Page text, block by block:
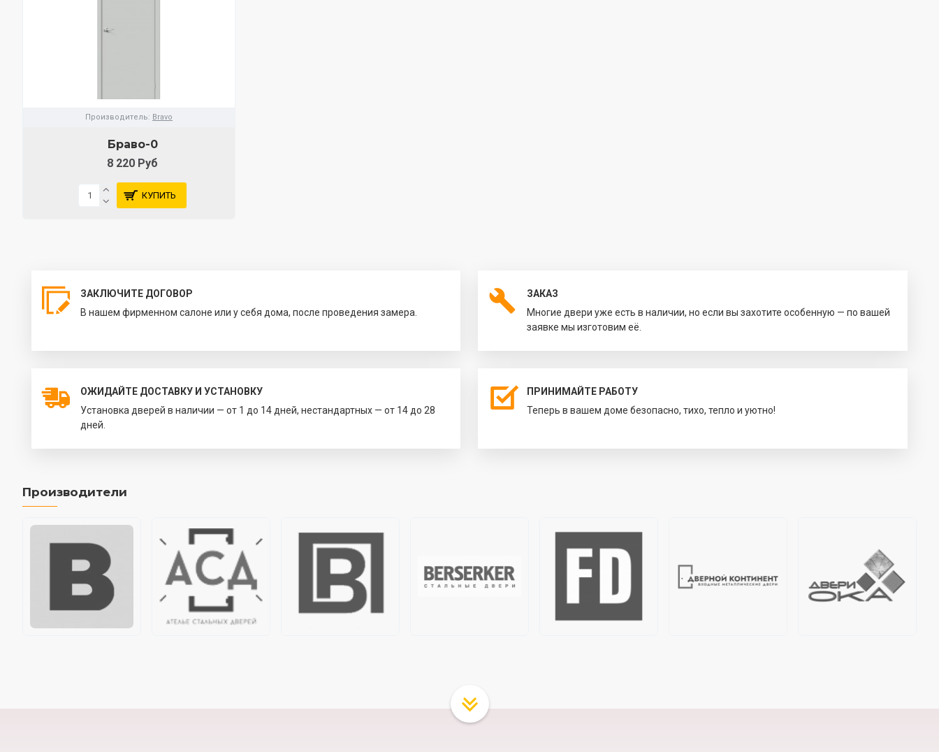
Производитель: Bravo
Браво-0
8 220 Руб
КУПИТЬ
ЗАКЛЮЧИТЕ ДОГОВОР
В нашем фирменном салоне или у себя дома, после проведения замера.
ЗАКАЗ
Многие двери уже есть в наличии, но если вы захотите особенную — по вашей
заявке мы изготовим её.
ОЖИДАЙТЕ ДОСТАВКУ И УСТАНОВКУ
Установка дверей в наличии — от 1 до 14 дней, нестандартных — от 14 до 28
дней.
ПРИНИМАЙТЕ РАБОТУ
Теперь в вашем доме безопасно, тихо, тепло и уютно!
Производители